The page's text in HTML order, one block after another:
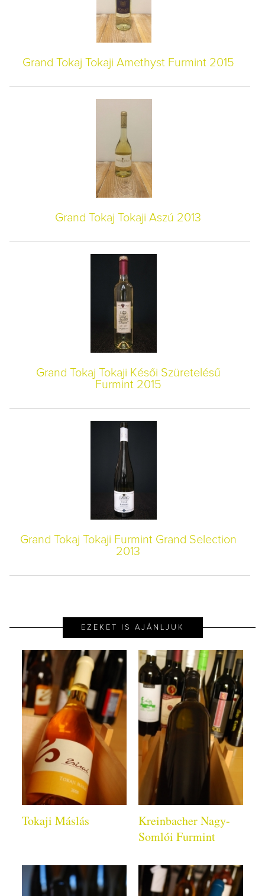
Grand Tokaj Tokaji Amethyst Furmint 2015
Grand Tokaj Tokaji Aszú 2013
Grand Tokaj Tokaji Késői Szüretelésű
Furmint 2015
Grand Tokaj Tokaji Furmint Grand Selection
2013
EZEKET IS AJÁNLJUK
Tokaji Máslás
Kreinbacher Nagy-
Somlói Furmint